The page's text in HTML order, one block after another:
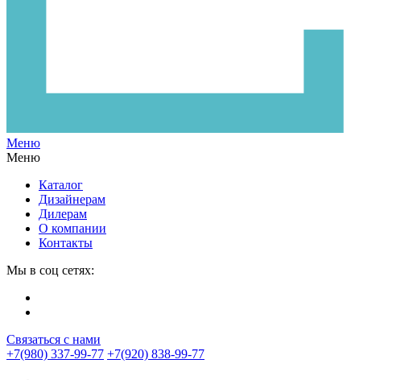
Меню
Меню
Каталог
Дизайнерам
Дилерам
О компании
Контакты
Мы в соц сетях:
Связаться с нами
+7(980) 337-99-77 +7(920) 838-99-77